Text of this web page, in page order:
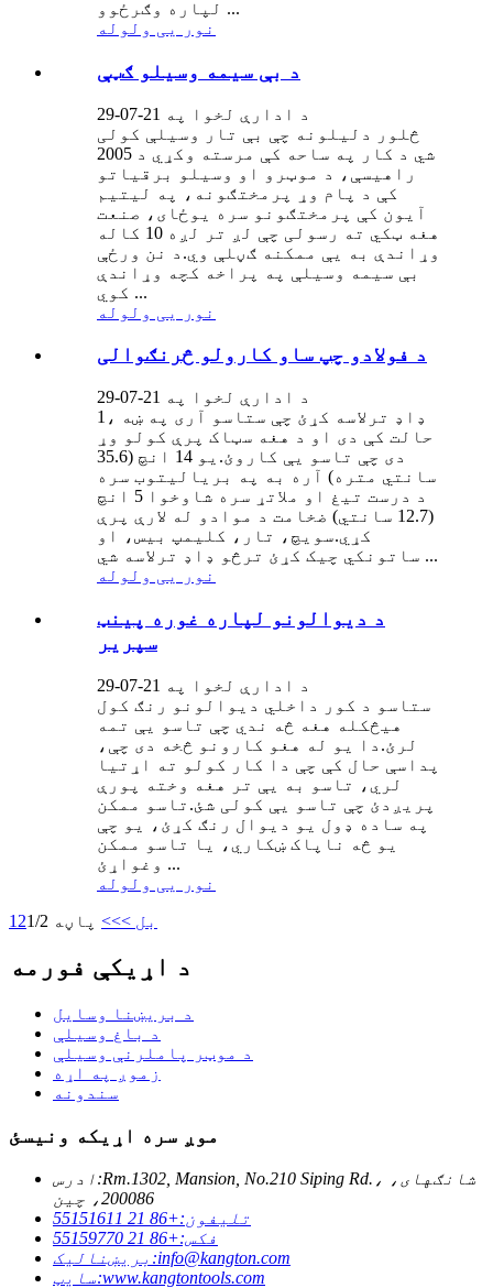
لپاره وګرځوو ...
نور یی ولوله
د بې سیمه وسیلو ګټې
د ادارې لخوا په 21-07-29
څلور دلیلونه چې بې تار وسیلې کولی
شي د کار په ساحه کې مرسته وکړي د 2005
راهیسې، د موټرو او وسیلو برقیاتو
کې د پام وړ پرمختګونه، په لیتیم
آیون کې پرمختګونو سره یوځای، صنعت
هغه ټکي ته رسولی چې لږ تر لږه 10 کاله
وړاندې به یې ممکنه ګڼلې وي.د نن ورځې
بې سیمه وسیلې په پراخه کچه وړاندې
کوي ...
نور یی ولوله
د فولادو چپ ساو کارولو څرنګوالی
د ادارې لخوا په 21-07-29
1، ډاډ ترلاسه کړئ چې ستاسو آری په ښه
حالت کې دی او د هغه سټاک پرې کولو وړ
دی چې تاسو یې کاروئ.یو 14 انچ (35.6
سانتي متره) آره به په بریالیتوب سره
د درست تیغ او ملاتړ سره شاوخوا 5 انچ
(12.7 سانتي) ضخامت د موادو له لارې پرې
کړي.سویچ، تار، کلیمپ بیس، او
ساتونکي چیک کړئ ترڅو ډاډ ترلاسه شي ...
نور یی ولوله
د دیوالونو لپاره غوره پینټ
سپریر
د ادارې لخوا په 21-07-29
ستاسو د کور داخلي دیوالونو رنګ کول
هیڅکله هغه څه ندي چې تاسو یې تمه
لرئ.دا یو له هغو کارونو څخه دی چې،
پداسې حال کې چې دا کار کولو ته اړتیا
لري، تاسو به یې تر هغه وخته پورې
پریږدئ چې تاسو یې کولی شئ.تاسو ممکن
په ساده ډول یو دیوال رنګ کړئ، یو چې
یو څه ناپاک ښکاري، یا تاسو ممکن
وغواړئ ...
نور یی ولوله
1 2 بل >>> پاڼه 1/2
د اړیکې فورمه
د بریښنا وسایل
د باغ وسیلې
د موټر پاملرنې وسیلې
زموږ په اړه
سندونه
موږ سره اړیکه ونیسئ
ادرس:Rm.1302, Mansion, No.210 Siping Rd.، شانګهای،
200086، چین
تلیفون:+86 21 55151611
فکس:+86 21 55159770
بریښنالیک:info@kangton.com
سایټ:www.kangtontools.com